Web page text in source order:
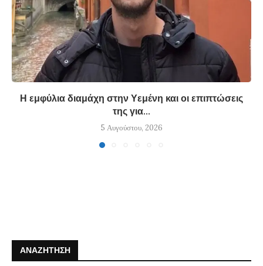
Η εμφύλια διαμάχη στην Υεμένη και οι επιπτώσεις
της για...
5 Αυγούστου, 2026
ΑΝΑΖΉΤΗΣΗ